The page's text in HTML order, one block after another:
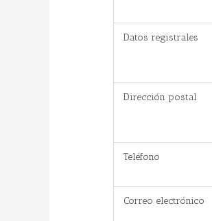
Datos registrales
Dirección postal
Teléfono
Correo electrónico